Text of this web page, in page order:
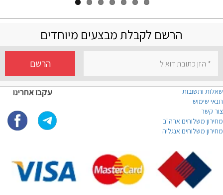
הרשם לקבלת מבצעים מיוחדים
הרשם
עקבו אחרינו
שאלות ותשובות
תנאי שימוש
צור קשר
מחירון משלוחים ארה"ב
מחירון משלוחים אנגליה